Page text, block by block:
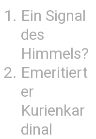
Ein Signal
des
Himmels?
Emeritiert
er
Kurienkar
dinal